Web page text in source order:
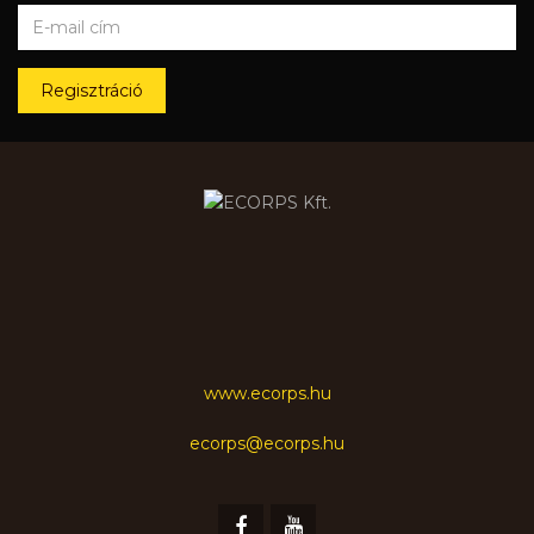
Regisztráció
www.ecorps.hu
ecorps@ecorps.hu